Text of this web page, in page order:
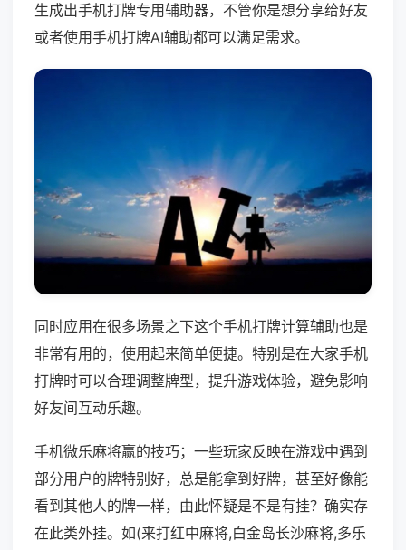
生成出手机打牌专用辅助器，不管你是想分享给好友
或者使用手机打牌AI辅助都可以满足需求。
同时应用在很多场景之下这个手机打牌计算辅助也是
非常有用的，使用起来简单便捷。特别是在大家手机
打牌时可以合理调整牌型，提升游戏体验，避免影响
好友间互动乐趣。
手机微乐麻将赢的技巧；一些玩家反映在游戏中遇到
部分用户的牌特别好，总是能拿到好牌，甚至好像能
看到其他人的牌一样，由此怀疑是不是有挂？确实存
在此类外挂。如(来打红中麻将,白金岛长沙麻将,多乐